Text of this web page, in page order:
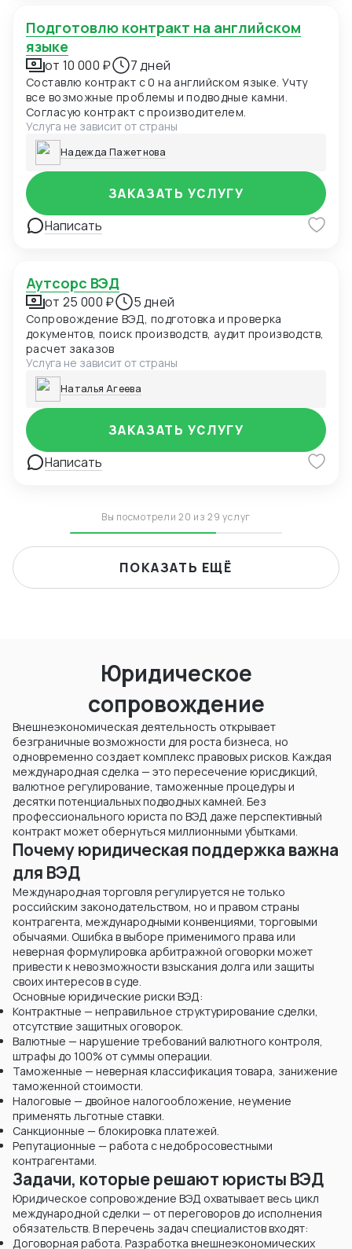
Подготовлю контракт на английском
языке
от 10 000 ₽ 7 дней
Составлю контракт с 0 на английском языке. Учту
все возможные проблемы и подводные камни.
Согласую контракт с производителем.
Услуга не зависит от страны
Надежда Пажетнова
Написать
ЗАКАЗАТЬ УСЛУГУ
Аутсорс ВЭД
от 25 000 ₽ 5 дней
Сопровождение ВЭД, подготовка и проверка
документов, поиск производств, аудит производств,
расчет заказов
Услуга не зависит от страны
Наталья Агеева
Написать
ЗАКАЗАТЬ УСЛУГУ
Вы посмотрели 20 из 29 услуг
ПОКАЗАТЬ ЕЩЁ
Юридическое
сопровождение
Внешнеэкономическая деятельность открывает
безграничные возможности для роста бизнеса, но
одновременно создает комплекс правовых рисков. Каждая
международная сделка — это пересечение юрисдикций,
валютное регулирование, таможенные процедуры и
десятки потенциальных подводных камней. Без
профессионального юриста по ВЭД даже перспективный
контракт может обернуться миллионными убытками.
Почему юридическая поддержка важна
для ВЭД
Международная торговля регулируется не только
российским законодательством, но и правом страны
контрагента, международными конвенциями, торговыми
обычаями. Ошибка в выборе применимого права или
неверная формулировка арбитражной оговорки может
привести к невозможности взыскания долга или защиты
своих интересов в суде.
Основные юридические риски ВЭД:
Контрактные — неправильное структурирование сделки,
отсутствие защитных оговорок.
Валютные — нарушение требований валютного контроля,
штрафы до 100% от суммы операции.
Таможенные — неверная классификация товара, занижение
таможенной стоимости.
Налоговые — двойное налогообложение, неумение
применять льготные ставки.
Санкционные — блокировка платежей.
Репутационные — работа с недобросовестными
контрагентами.
Задачи, которые решают юристы ВЭД
Юридическое сопровождение ВЭД охватывает весь цикл
международной сделки — от переговоров до исполнения
обязательств. В перечень задач специалистов входят:
Договорная работа. Разработка внешнеэкономических